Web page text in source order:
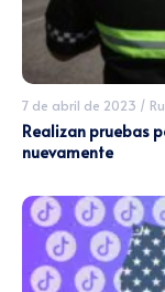
7 de abril de 2023 /
Realizan pruebas
nuevamente